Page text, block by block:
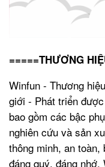
=====THƯƠNG
Winfun - Thương
giới - Phát triển
bao gồm các bậc
nghiên cứu và sản
thông minh, an
đáng quý, đáng